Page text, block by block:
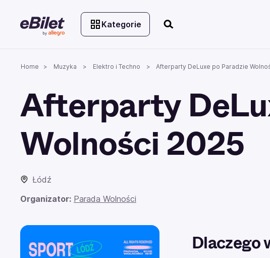
Kategorie
Home Muzyka Elektro i Techno Afterparty DeLuxe po Paradzie
Afterparty
Wolności 2025
Łódź
Organizator: Parada Wolności
Dlaczego